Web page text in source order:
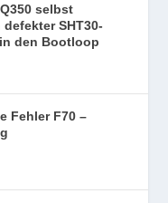
selbst
SHT30-
den Bootloop
Fehler F70 –